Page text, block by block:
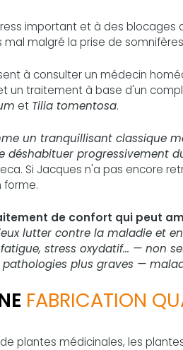
important et à des blocages
malgré la prise de
à consulter un médecin
un traitement à base d'un
et Tilia tomentosa.
un tranquillisant classique
déshabituer progressivement
Si Jacques n'a pas encore
forme.
de confort qui peut
lutter contre la maladie et
stress oxydatif... — non
plus graves —
FABRICATION
plantes médicinales, les